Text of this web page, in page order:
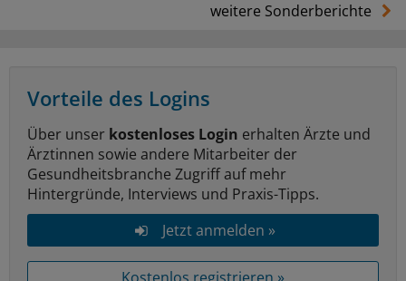
weitere Sonderberichte
Vorteile des Logins
Über unser kostenloses Login erhalten Ärzte und
Ärztinnen sowie andere Mitarbeiter der
Gesundheitsbranche Zugriff auf mehr
Hintergründe, Interviews und Praxis-Tipps.
Jetzt anmelden »